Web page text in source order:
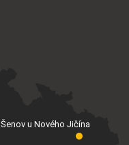
Šenov u Nového Jičína